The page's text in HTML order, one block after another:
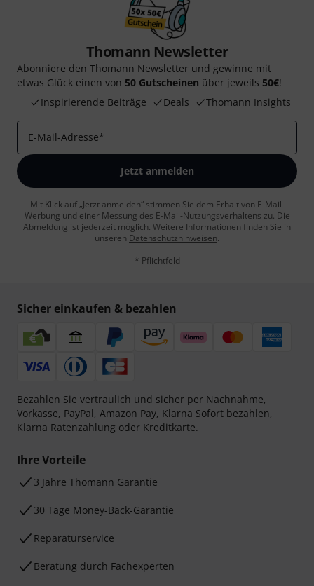
Thomann Newsletter
Abonniere den Thomann Newsletter und gewinne mit
etwas Glück einen von 50 Gutscheinen über jeweils 50€!
Inspirierende Beiträge
Deals Thomann Insights
E-Mail-Adresse*
Jetzt anmelden
Mit Klick auf „Jetzt anmelden“ stimmen Sie dem Erhalt von E-Mail-
Werbung und einer Messung des E-Mail-Nutzungsverhaltens zu. Die
Abmeldung ist jederzeit möglich. Weitere Informationen finden Sie in
unseren Datenschutzhinweisen.
* Pflichtfeld
Sicher einkaufen & bezahlen
Bezahlen Sie vertraulich und sicher per Nachnahme,
Vorkasse, PayPal, Amazon Pay, Klarna Sofort bezahlen,
Klarna Ratenzahlung oder Kreditkarte.
Ihre Vorteile
3 Jahre Thomann Garantie
30 Tage Money-Back-Garantie
Reparaturservice
Beratung durch Fachexperten